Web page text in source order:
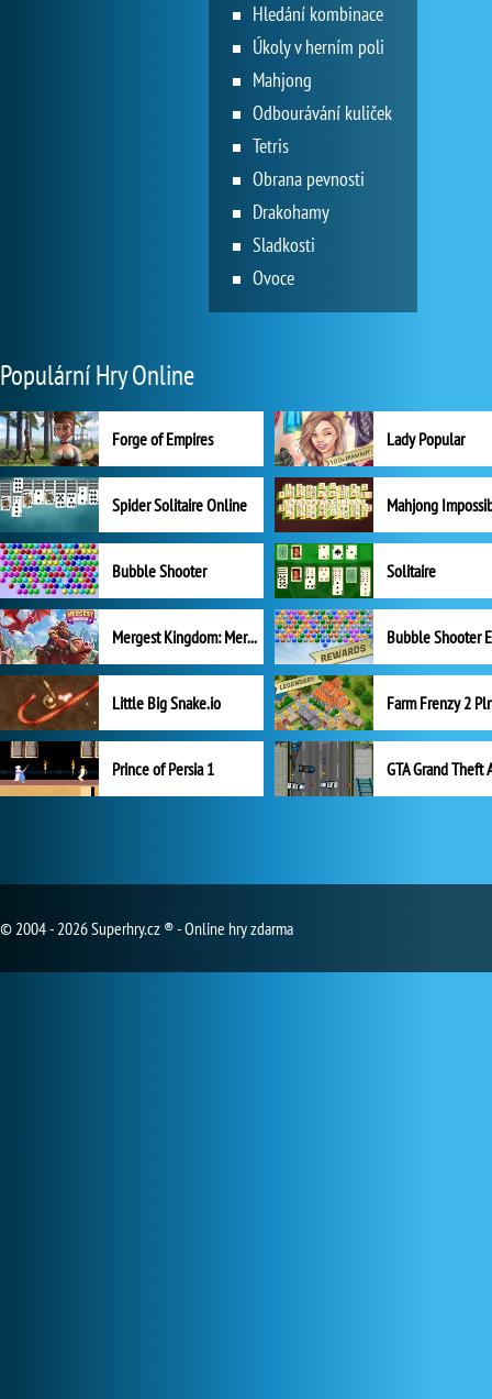
Hledání kombinace
Úkoly v herním poli
Mahjong
Odbourávání kuliček
Tetris
Obrana pevnosti
Drakohamy
Sladkosti
Ovoce
Populární Hry Online
Forge of Empires Lady Popular
Spider Solitaire Online Mahjong
Bubble Shooter Solitaire
Mergest Kingdom: Merge Puzzle
Little Big Snake.io
Prince of Persia 1 GTA Grand Theft
© 2004 - 2026 Superhry.cz ® - Online hry zdarma